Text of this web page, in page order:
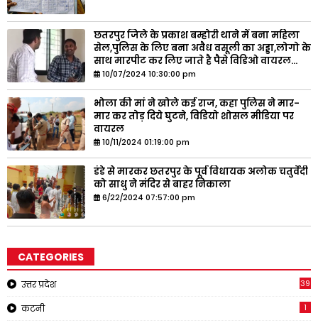
छतरपुर जिले के प्रकाश बम्होरी थाने में बना महिला
सेल,पुलिस के लिए बना अवैध वसूली का अड्डा,लोगो के
साथ मारपीट कर लिए जाते है पैसे विडिओ वायरल...
10/07/2024 10:30:00 pm
भोला की मां ने खोले कई राज, कहा पुलिस ने मार-
मार कर तोड़ दिये घुटने, विडियो शोसल मीडिया पर
वायरल
10/11/2024 01:19:00 pm
डंडे से मारकर छतरपुर के पूर्व विधायक अलोक चतुर्वेदी
को साधु ने मंदिर से बाहर निकाला
6/22/2024 07:57:00 pm
CATEGORIES
उत्तर प्रदेश 39
कटनी 1